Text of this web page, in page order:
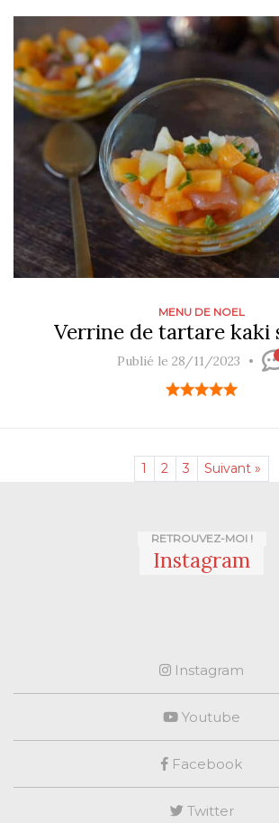
MENU DE NOEL
Verrine de tartare kaki
Publié le 28/11/2023
1 2 3 Suivant »
RETROUVEZ-MOI !
Instagram
Instagram
Youtube
Facebook
Twitter